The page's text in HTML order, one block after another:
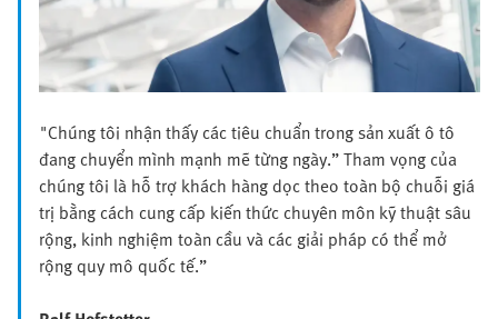
"Chúng tôi nhận thấy các tiêu chuẩn trong sản xuất ô tô
đang chuyển mình mạnh mẽ từng ngày.” Tham vọng của
chúng tôi là hỗ trợ khách hàng dọc theo toàn bộ chuỗi giá
trị bằng cách cung cấp kiến thức chuyên môn kỹ thuật sâu
rộng, kinh nghiệm toàn cầu và các giải pháp có thể mở
rộng quy mô quốc tế.”